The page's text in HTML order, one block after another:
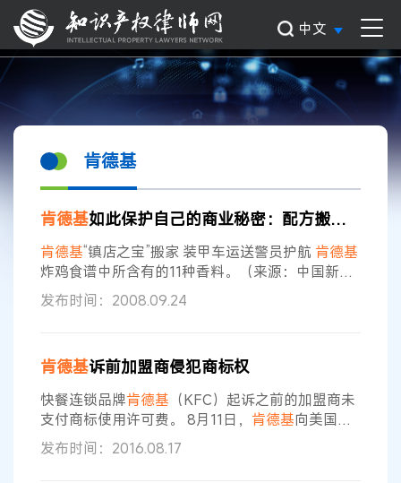
中文
肯德基
肯德基如此保护自己的商业秘密：配方搬家装甲车运送警员护航 保密措施到
肯德基“镇店之宝”搬家 装甲车运送警员护航 肯德基
炸鸡食谱中所含有的11种香料。（来源：中国新闻
网） 世界著名炸鸡快餐连锁企业
宝的炸鸡配料秘方9日离开了戒备森严的
心机密。 在肯德基位于美国肯塔基州路易斯维尔市
的总部内，有一间守卫森严的保密房间。要进入室
内，工作人员首先要打开保险库大门
发布时间：2008.09.24
肯德基诉前加盟商侵犯商标权
快餐连锁品牌肯德基 （KFC）起诉之前的加盟商未
支付商标使用许可费。 8月11日， 肯德基向美国肯
塔基州西区联邦地区法院提起诉讼，称位于加利福
尼亚的一个加盟商侵犯其商标权，并要求其支付许
发布时间：2016.08.17